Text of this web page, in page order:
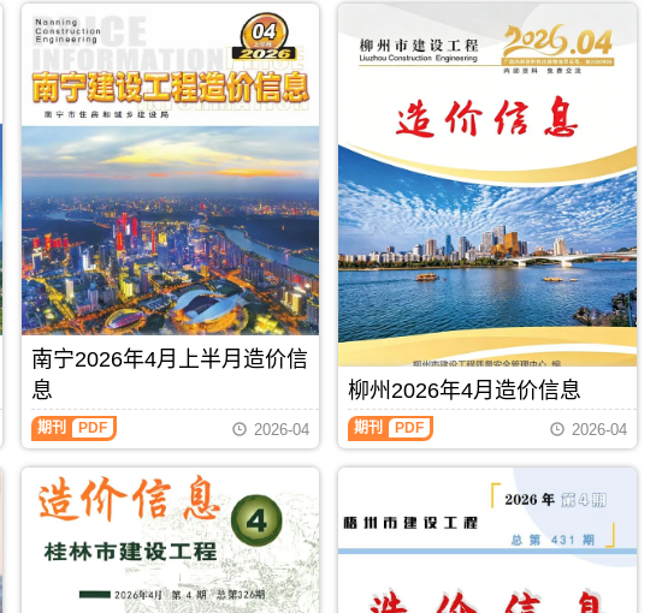
刊
从
年
开
始
分
为
上
半
月
信
息
价
和
下
半
月
信
发
布,
载
柳
州
价
汇
编，
柳
州
市
造
价
信
期
刊
PDF
南宁2026年4月上半月造价信
息
期刊 PDF 2026-04
柳州2026年4月造价信息
期刊 PDF 2026-04